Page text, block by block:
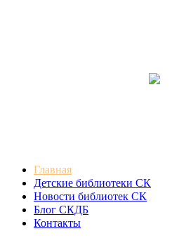
Главная
Детские библиотеки СК
Новости библиотек СК
Блог СКДБ
Контакты